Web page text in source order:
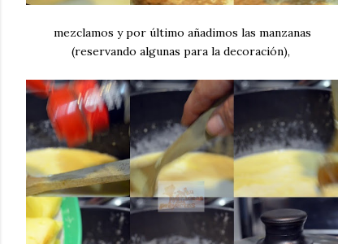
mezclamos y por último añadimos las manzanas
(reservando algunas para la decoración),